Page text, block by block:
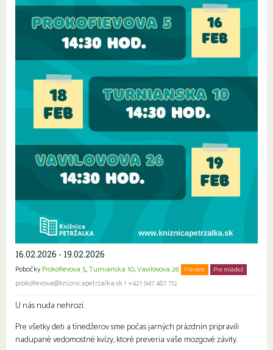
16.02.2026 - 19.02.2026
Pobočky Prokofievova 5,Turnianska 10,Vavilovova 26 Pre deti Pre mládež
prokofievova@kniznicapetrzalka.sk | +421 947 487 712
U nás nuda nehrozí.
Pre všetky deti a tínedžerov sme počas jarných prázdnin pripravili
nadupané vedomostné kvízy, ktoré preveria vaše mozgové závity.